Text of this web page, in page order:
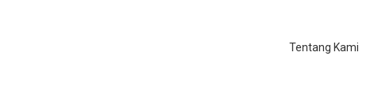
Tentang Kami